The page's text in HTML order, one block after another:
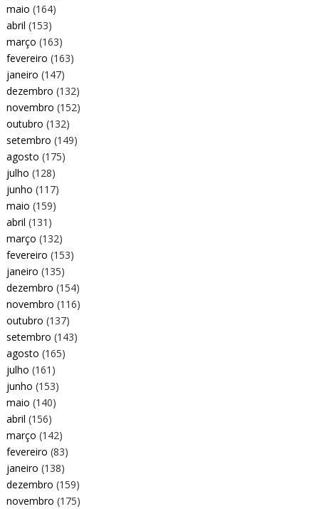
maio (164)
abril (153)
março (163)
fevereiro (163)
janeiro (147)
dezembro (132)
novembro (152)
outubro (132)
setembro (149)
agosto (175)
julho (128)
junho (117)
maio (159)
abril (131)
março (132)
fevereiro (153)
janeiro (135)
dezembro (154)
novembro (116)
outubro (137)
setembro (143)
agosto (165)
julho (161)
junho (153)
maio (140)
abril (156)
março (142)
fevereiro (83)
janeiro (138)
dezembro (159)
novembro (175)